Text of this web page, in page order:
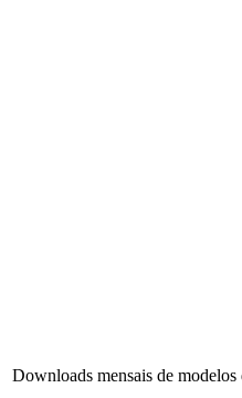
Downloads mensais de modelos